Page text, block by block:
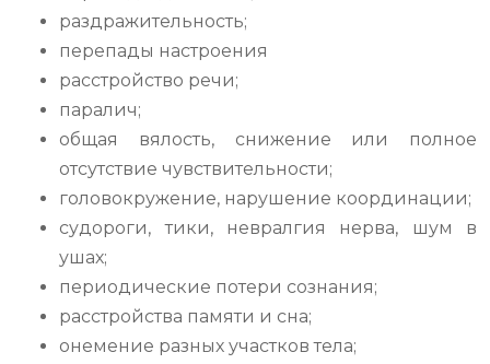
раздражительность;
перепады настроения
расстройство речи;
паралич;
общая вялость, снижение или полное
отсутствие чувствительности;
головокружение, нарушение координации;
судороги, тики, невралгия нерва, шум в
ушах;
периодические потери сознания;
расстройства памяти и сна;
онемение разных участков тела;